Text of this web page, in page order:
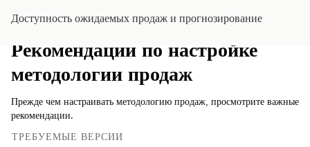
Доступность ожидаемых продаж и прогнозирование
Показать содержание
Содержание
Рекомендации по настройке
методологии продаж
Прежде чем настраивать методологию продаж, просмотрите важные
рекомендации.
ТРЕБУЕМЫЕ ВЕРСИИ